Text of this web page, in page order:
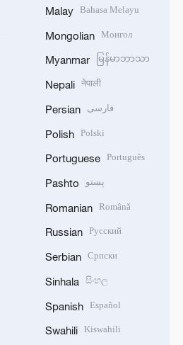
Malay Bahasa Melayu
Mongolian Монгол
Myanmar မြန်မာဘာသာ
Nepali नेपाली
Persian فارسی
Polish Polski
Portuguese Português
Pashto پښتو
Romanian Română
Russian Русский
Serbian Српски
Sinhala සිංහල
Spanish Español
Swahili Kiswahili